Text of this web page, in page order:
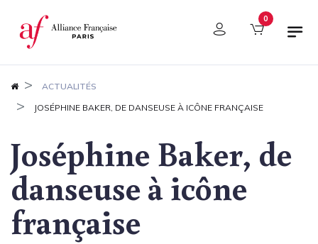
Panneau de gestion des cookies 0
ACTUALITÉS
JOSÉPHINE BAKER, DE DANSEUSE À ICÔNE FRANÇAISE
Joséphine Baker, de
danseuse à icône
française